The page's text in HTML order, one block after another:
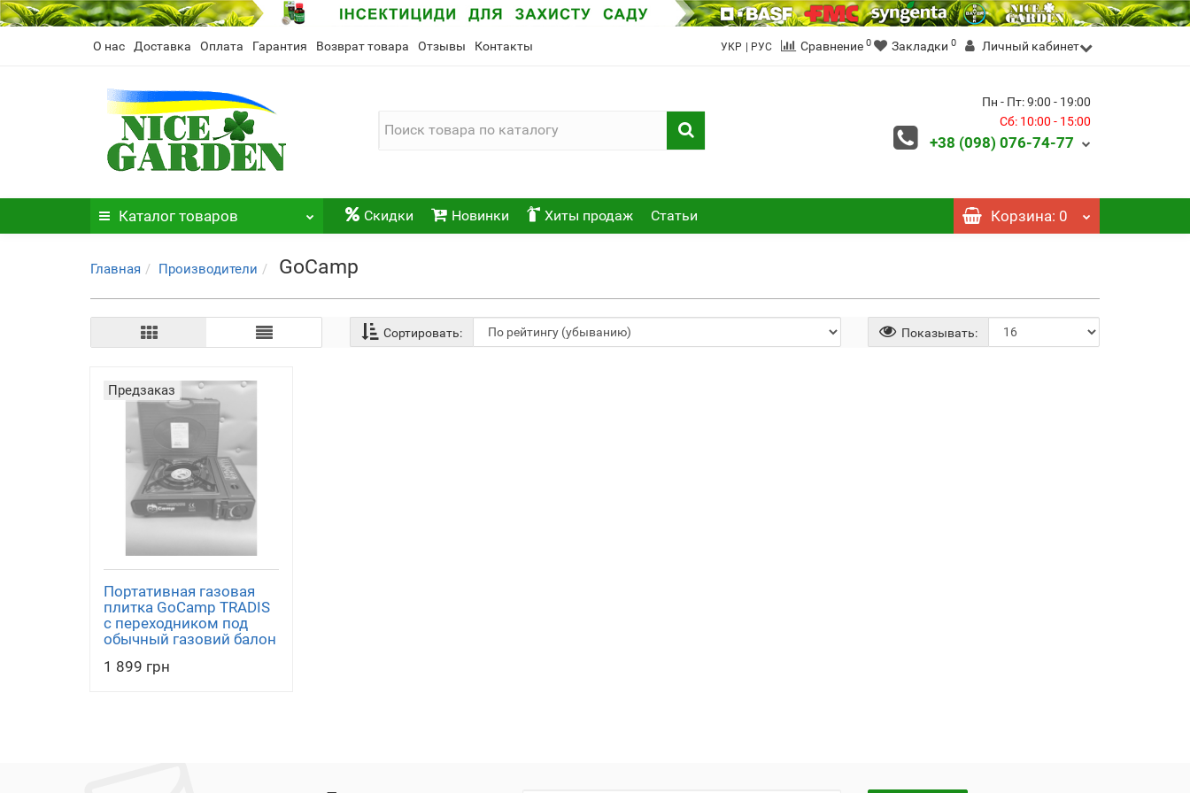
О нас Доставка Оплата Гарантия Возврат товара Отзывы Контакты УКР | РУС Сравнение 0 Закладки 0 Личный кабинет
Пн - Пт: 9:00 - 19:00
Сб: 10:00 - 15:00
+38 (098) 076-74-77
Каталог товаров Скидки Новинки Хиты продаж Статьи Корзина: 0
Главная Производители GoCamp
Сортировать: Показывать:
Предзаказ
Портативная газовая
плитка GoCamp TRADIS
с переходником под
обычный газовий балон
1 899 грн